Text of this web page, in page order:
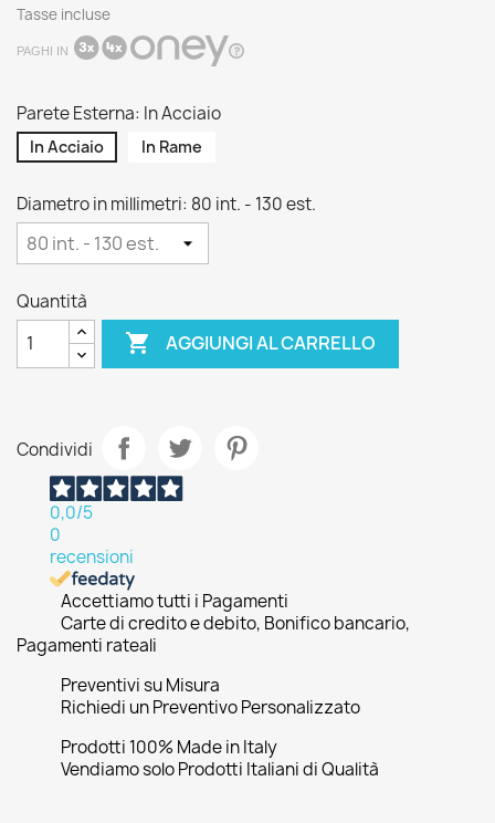
Tasse incluse
PAGHI IN
Parete Esterna: In Acciaio
In Acciaio In Rame
Diametro in millimetri: 80 int. - 130 est.
Quantità
 AGGIUNGI AL CARRELLO
Condividi
0,0/5
0
recensioni
Accettiamo tutti i Pagamenti
Carte di credito e debito, Bonifico bancario,
Pagamenti rateali
Preventivi su Misura
Richiedi un Preventivo Personalizzato
Prodotti 100% Made in Italy
Vendiamo solo Prodotti Italiani di Qualità